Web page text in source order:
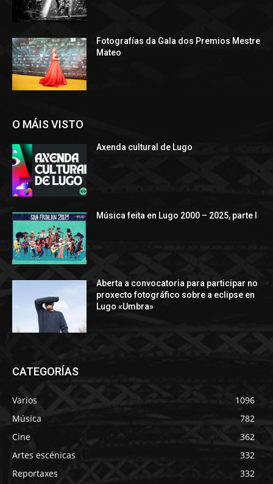
Fotografías da Gala dos Premios Mestre
Mateo
O MÁIS VISTO
Axenda cultural de Lugo
Música feita en Lugo 2000 – 2025, parte I
Aberta a convocatoria para participar no
proxecto fotográfico sobre a eclipse en
Lugo «Umbra»
CATEGORÍAS
Varios
1096
Música
782
Cine
362
Artes escénicas
332
Reportaxes
332